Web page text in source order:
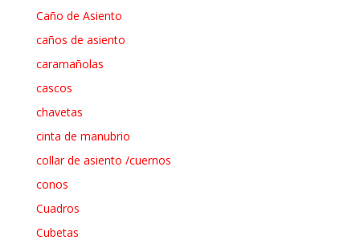
Caño de Asiento
caños de asiento
caramañolas
cascos
chavetas
cinta de manubrio
collar de asiento /cuernos
conos
Cuadros
Cubetas